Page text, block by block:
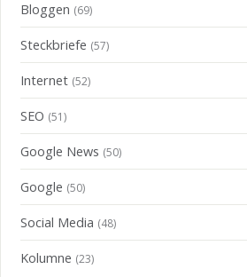
Bloggen (69)
Steckbriefe (57)
Internet (52)
SEO (51)
Google News (50)
Google (50)
Social Media (48)
Kolumne (23)